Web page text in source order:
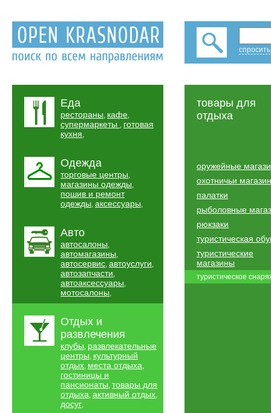
Еда
рестораны, кафе,
супермаркеты , готовая
кухня,
Одежда
торговые центры,
магазины одежды,
пошив и ремонт
одежды, аксессуары,
Авто
автосалоны,
автомагазины,
автосервис, автоуслуги,
автозапчасти,
автоаксессуары,
мотосалоны,
Отдых и
развлечения
клубы, развлекательные
центры, культурный
отдых, места отдыха,
гостиницы и
пансионаты, товары для
отдыха, активный отдых,
досуг,
товары для
отдыха
оружейные
охотничьи
палатки
рыболовные
рюкзаки
туристическая
туристические
магазины
туристическое